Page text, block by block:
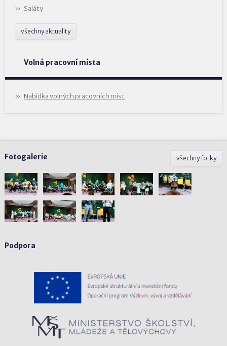
Saláty
všechny aktuality
Volná pracovní místa
Nabídka volných pracovních míst
všechny fotky
Fotogalerie
Podpora